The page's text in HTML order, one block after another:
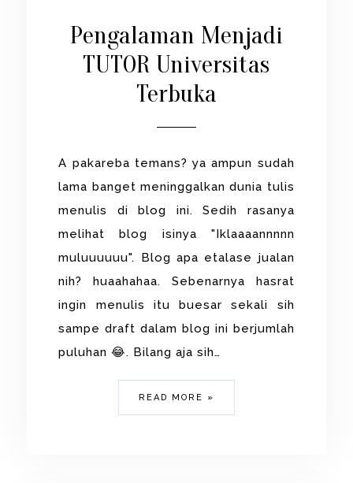
Pengalaman Menjadi
TUTOR Universitas
Terbuka
A pakareba temans? ya ampun sudah
lama banget meninggalkan dunia tulis
menulis di blog ini. Sedih rasanya
melihat blog isinya "Iklaaaannnnn
muluuuuuu". Blog apa etalase jualan
nih? huaahahaa. Sebenarnya hasrat
ingin menulis itu buesar sekali sih
sampe draft dalam blog ini berjumlah
puluhan 😂. Bilang aja sih…
READ MORE »